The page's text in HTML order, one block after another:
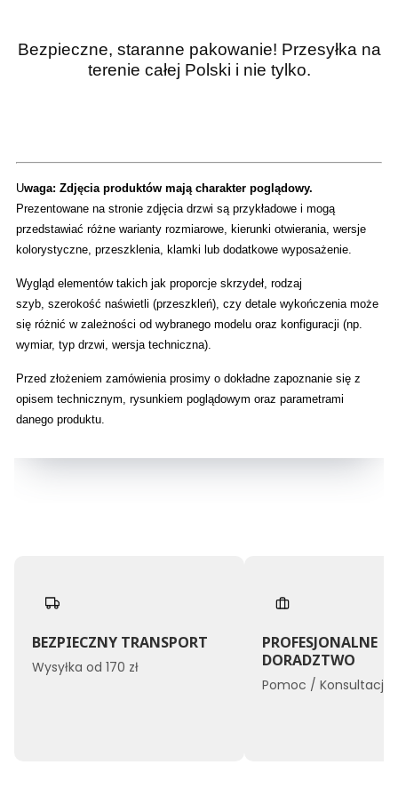
Bezpieczne, staranne pakowanie! Przesyłka na
terenie całej Polski i nie tylko.
Uwaga: Zdjęcia produktów mają charakter poglądowy.
Prezentowane na stronie zdjęcia drzwi są przykładowe i mogą
przedstawiać różne warianty rozmiarowe, kierunki otwierania, wersje
kolorystyczne, przeszklenia, klamki lub dodatkowe wyposażenie.
Wygląd elementów takich jak proporcje skrzydeł, rodzaj
szyb, szerokość naświetli (przeszkleń), czy detale wykończenia może
się różnić w zależności od wybranego modelu oraz konfiguracji (np.
wymiar, typ drzwi, wersja techniczna).
Przed złożeniem zamówienia prosimy o dokładne zapoznanie się z
opisem technicznym, rysunkiem poglądowym oraz parametrami
danego produktu.
BEZPIECZNY TRANSPORT
Wysyłka od 170 zł
PROFESJONALNE
DORADZTWO
Pomoc / Konsultacje